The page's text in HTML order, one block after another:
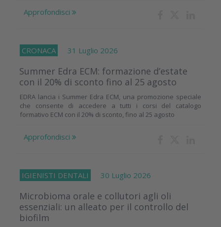
Approfondisci
CRONACA 31 Luglio 2026
Summer Edra ECM: formazione d’estate
con il 20% di sconto fino al 25 agosto
EDRA lancia i Summer Edra ECM, una promozione speciale
che consente di accedere a tutti i corsi del catalogo
formativo ECM con il 20% di sconto, fino al 25 agosto
Approfondisci
IGIENISTI DENTALI 30 Luglio 2026
Microbioma orale e collutori agli oli
essenziali: un alleato per il controllo del
biofilm